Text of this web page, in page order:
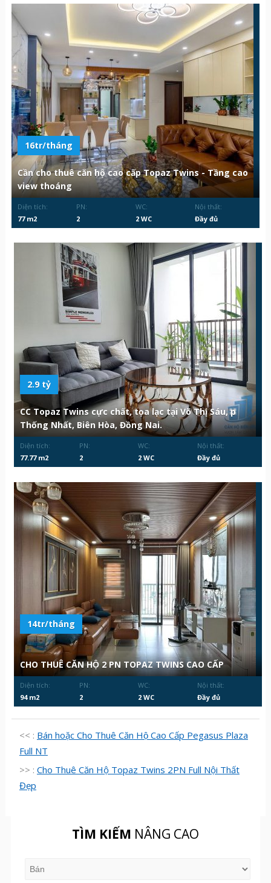
16tr/tháng
Cần cho thuê căn hộ cao cấp Topaz Twins - Tầng cao
view thoáng
Diện tích:
77 m2
PN:
2
WC:
2 WC
Nội thất:
Đầy đủ
2.9 tỷ
CC Topaz Twins cực chất, tọa lạc tại Võ Thị Sáu, p
Thống Nhất, Biên Hòa, Đồng Nai.
Diện tích:
77.77 m2
PN:
2
WC:
2 WC
Nội thất:
Đầy đủ
14tr/tháng
CHO THUÊ CĂN HỘ 2 PN TOPAZ TWINS CAO CẤP
Diện tích:
94 m2
PN:
2
WC:
2 WC
Nội thất:
Đầy đủ
<< : Bán hoặc Cho Thuê Căn Hộ Cao Cấp Pegasus Plaza
Full NT
>> : Cho Thuê Căn Hộ Topaz Twins 2PN Full Nội Thất
Đẹp
TÌM KIẾM NÂNG CAO